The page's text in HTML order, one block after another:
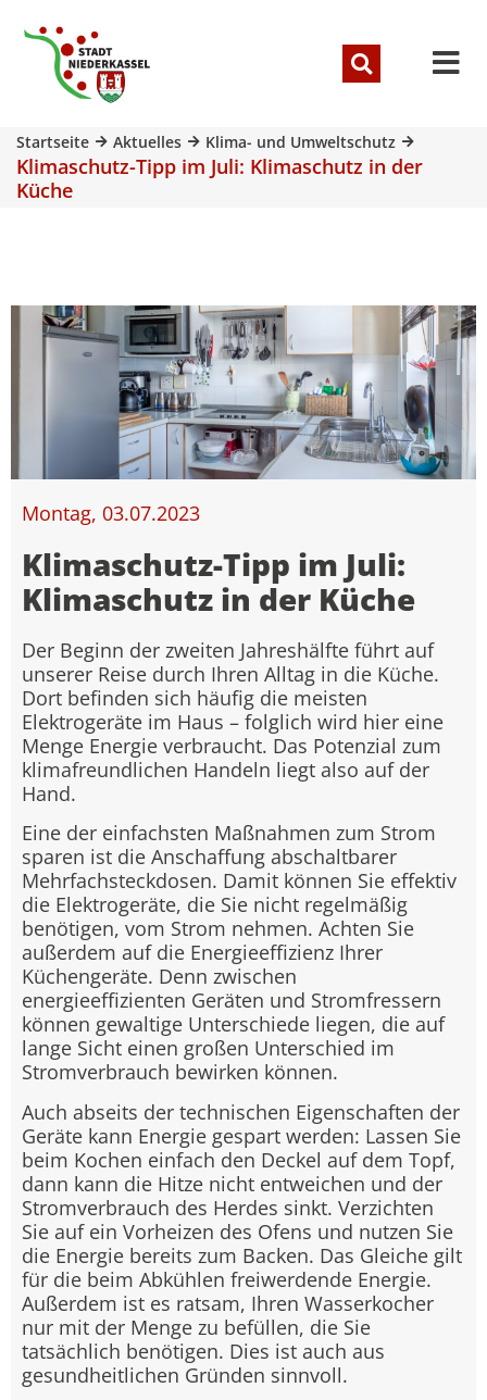
Startseite Aktuelles Klima- und Umweltschutz
Klimaschutz-Tipp im Juli: Klimaschutz in der
Küche
Montag, 03.07.2023
Klimaschutz-Tipp im Juli:
Klimaschutz in der Küche
Der Beginn der zweiten Jahreshälfte führt auf
unserer Reise durch Ihren Alltag in die Küche.
Dort befinden sich häufig die meisten
Elektrogeräte im Haus – folglich wird hier eine
Menge Energie verbraucht. Das Potenzial zum
klimafreundlichen Handeln liegt also auf der
Hand.
Eine der einfachsten Maßnahmen zum Strom
sparen ist die Anschaffung abschaltbarer
Mehrfachsteckdosen. Damit können Sie effektiv
die Elektrogeräte, die Sie nicht regelmäßig
benötigen, vom Strom nehmen. Achten Sie
außerdem auf die Energieeffizienz Ihrer
Küchengeräte. Denn zwischen
energieeffizienten Geräten und Stromfressern
können gewaltige Unterschiede liegen, die auf
lange Sicht einen großen Unterschied im
Stromverbrauch bewirken können.
Auch abseits der technischen Eigenschaften der
Geräte kann Energie gespart werden: Lassen Sie
beim Kochen einfach den Deckel auf dem Topf,
dann kann die Hitze nicht entweichen und der
Stromverbrauch des Herdes sinkt. Verzichten
Sie auf ein Vorheizen des Ofens und nutzen Sie
die Energie bereits zum Backen. Das Gleiche gilt
für die beim Abkühlen freiwerdende Energie.
Außerdem ist es ratsam, Ihren Wasserkocher
nur mit der Menge zu befüllen, die Sie
tatsächlich benötigen. Dies ist auch aus
gesundheitlichen Gründen sinnvoll.